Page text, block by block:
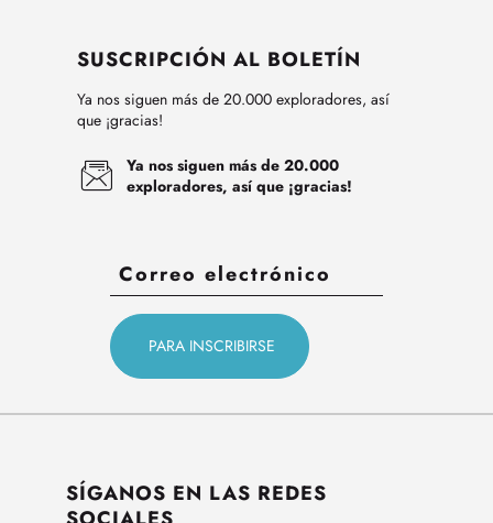
SUSCRIPCIÓN AL BOLETÍN
Ya nos siguen más de 20.000 exploradores, así
que ¡gracias!
Ya nos siguen más de 20.000
exploradores, así que ¡gracias!
SÍGANOS EN LAS REDES